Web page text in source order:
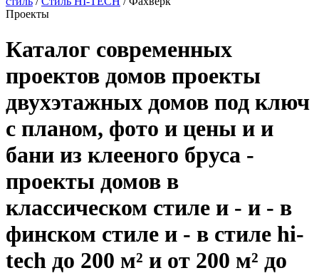
Проекты
Каталог современных
проектов домов проекты
двухэтажных домов под ключ
с планом, фото и цены и и
бани из клееного бруса -
проекты домов в
классическом стиле и - и - в
финском стиле и - в стиле hi-
tech до 200 м² и от 200 м² до